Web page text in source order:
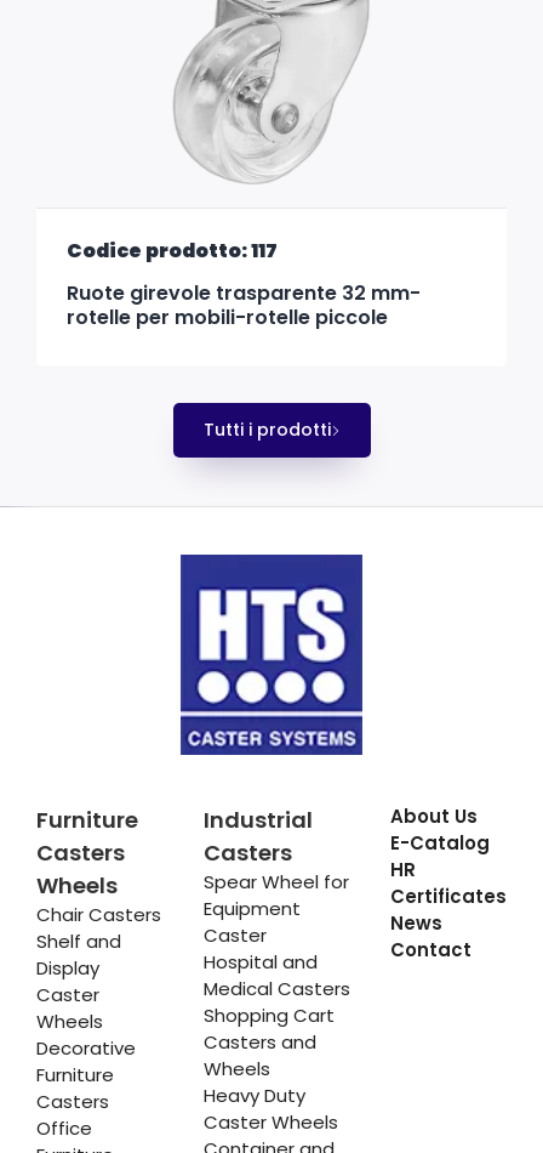
Codice prodotto: 117
Ruote girevole trasparente 32 mm-
rotelle per mobili-rotelle piccole
Tutti i prodotti
Furniture
Casters
Wheels
Chair Casters
Shelf and
Display
Caster
Wheels
Decorative
Furniture
Casters
Office
Industrial
Casters
Spear Wheel for
Equipment
Caster
Hospital and
Medical Casters
Shopping Cart
Casters and
Wheels
Heavy Duty
Caster Wheels
About Us
E-Catalog
HR
Certificates
News
Contact